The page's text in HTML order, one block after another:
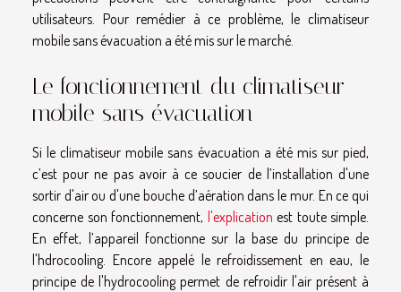
utilisateurs. Pour remédier à ce problème, le climatiseur
mobile sans évacuation a été mis sur le marché.
Le fonctionnement du climatiseur
mobile sans évacuation
Si le climatiseur mobile sans évacuation a été mis sur pied,
c’est pour ne pas avoir à ce soucier de l’installation d'une
sortir d'air ou d'une bouche d’aération dans le mur. En ce qui
concerne son fonctionnement, l'explication est toute simple.
En effet, l’appareil fonctionne sur la base du principe de
l'hdrocooling. Encore appelé le refroidissement en eau, le
principe de l'hydrocooling permet de refroidir l'air présent à